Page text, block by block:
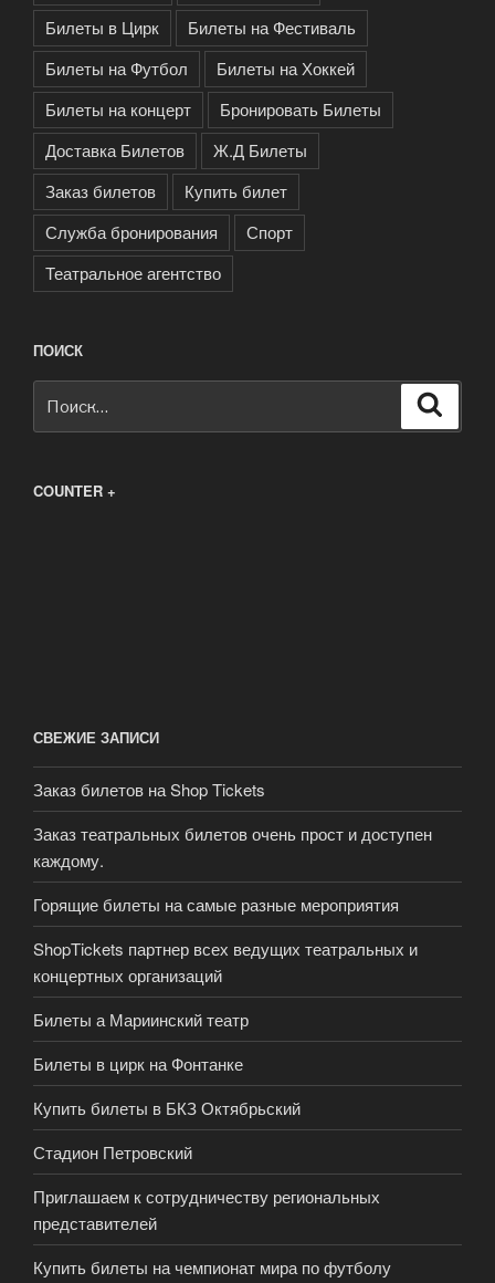
Билеты в Цирк
Билеты на Фестиваль
Билеты на Футбол
Билеты на Хоккей
Билеты на концерт
Бронировать Билеты
Доставка Билетов
Ж.Д Билеты
Заказ билетов
Купить билет
Служба бронирования
Спорт
Театральное агентство
ПОИСК
COUNTER +
СВЕЖИЕ ЗАПИСИ
Заказ билетов на Shop Tickets
Заказ театральных билетов очень прост и доступен
каждому.
Горящие билеты на самые разные мероприятия
ShopTickets партнер всех ведущих театральных и
концертных организаций
Билеты а Мариинский театр
Билеты в цирк на Фонтанке
Купить билеты в БКЗ Октябрьский
Стадион Петровский
Приглашаем к сотрудничеству региональных
представителей
Купить билеты на чемпионат мира по футболу